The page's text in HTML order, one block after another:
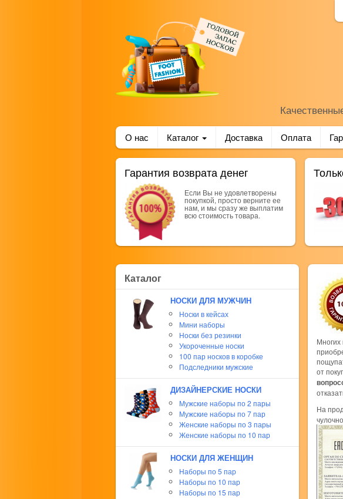
О нас Каталог Доставка Оплата
Гарантия возврата денег
Если Вы не удовлетворены
покупкой, просто верните ее
нам, и мы сразу же выплатим
всю стоимость товара.
Каталог
НОСКИ ДЛЯ МУЖЧИН
Носки в кейсах
Мини наборы
Носки без резинки
Укороченные носки
100 пар носков в коробке
Подследники мужские
ДИЗАЙНЕРСКИЕ НОСКИ
Мужские наборы по 2 пары
Мужские наборы по 7 пар
Женские наборы по 3 пары
Женские наборы по 10 пар
НОСКИ ДЛЯ ЖЕНЩИН
Наборы по 5 пар
Наборы по 10 пар
Наборы по 15 пар
Многих
от
На